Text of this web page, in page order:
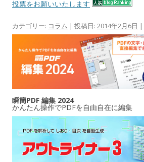
投票をお願いいたします
カテゴリー: コラム | 投稿日: 2014年2月6日 |
瞬簡PDF 編集 2024
かんたん操作でPDFを自由自在に編集